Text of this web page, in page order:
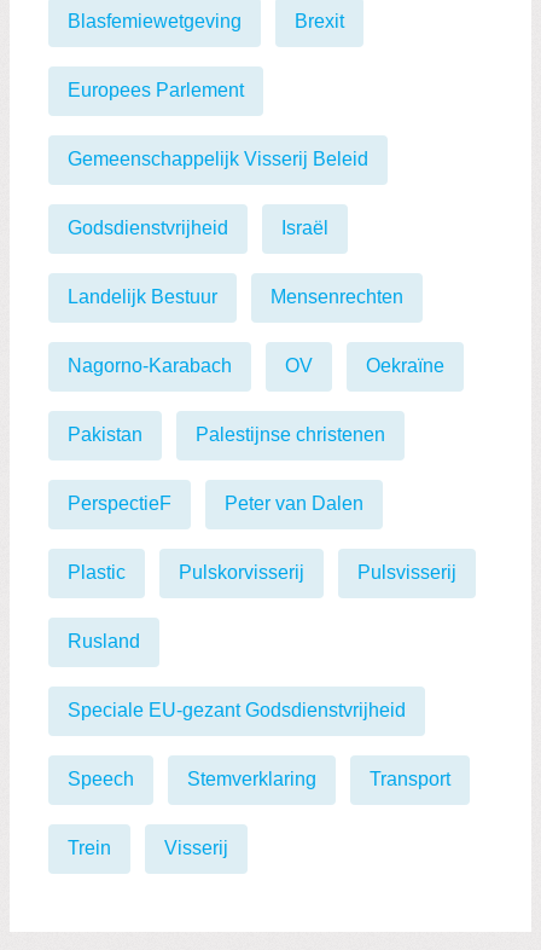
Blasfemiewetgeving Brexit
Europees Parlement
Gemeenschappelijk Visserij Beleid
Godsdienstvrijheid Israël
Landelijk Bestuur Mensenrechten
Nagorno-Karabach OV Oekraïne
Pakistan Palestijnse christenen
PerspectieF Peter van Dalen
Plastic Pulskorvisserij Pulsvisserij
Rusland
Speciale EU-gezant Godsdienstvrijheid
Speech Stemverklaring Transport
Trein Visserij